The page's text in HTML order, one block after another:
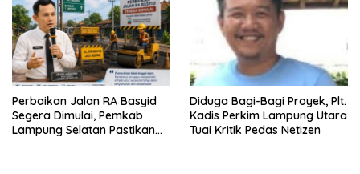
Perbaikan Jalan RA Basyid
Segera Dimulai, Pemkab
Lampung Selatan Pastikan
Diduga Bagi-Bagi Proyek, Plt.
Kadis Perkim Lampung Utara
Tuai Kritik Pedas Netizen